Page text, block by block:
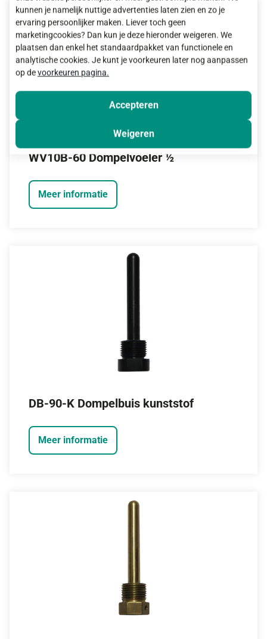
WV10B-60 Dompelvoeler ½
Meer informatie
DB-90-K Dompelbuis kunststof
Meer informatie
kunnen je namelijk nuttige advertenties laten zien en zo je
ervaring persoonlijker maken. Liever toch geen
marketingcookies? Dan kun je deze hieronder weigeren. We
plaatsen dan enkel het standaardpakket van functionele en
analytische cookies. Je kunt je voorkeuren later nog aanpassen
op devoorkeuren pagina.
Accepteren
Weigeren